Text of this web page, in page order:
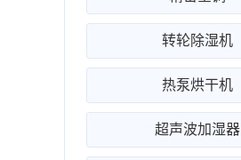
转轮除湿机
热泵烘干机
超声波加湿器